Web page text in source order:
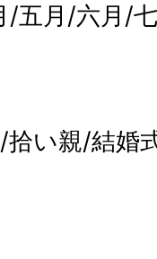
月/六月/七
親/結婚